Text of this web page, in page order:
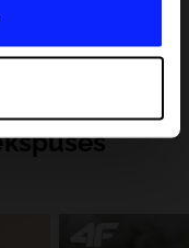
personas datus
kadā tiek rādīta
risinajumus
var atrast